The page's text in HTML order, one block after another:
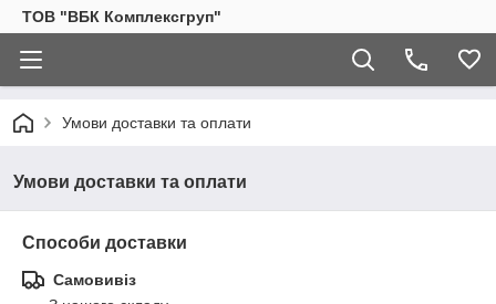
ТОВ "ВБК Комплексгруп"
Умови доставки та оплати
Умови доставки та оплати
Способи доставки
Самовивіз